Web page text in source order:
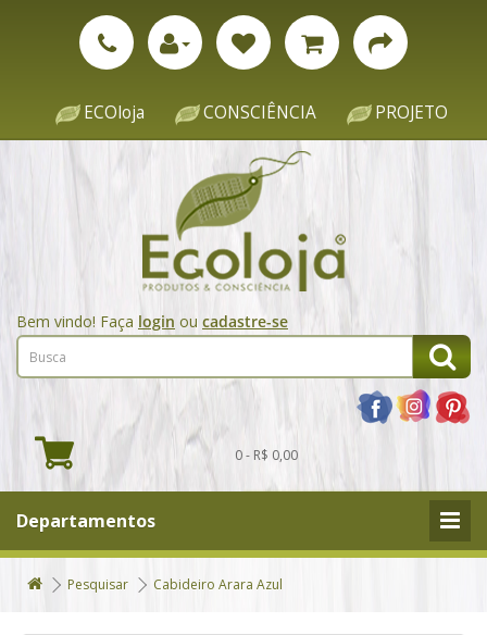
ECOloja CONSCIÊNCIA PROJETO
Bem vindo! Faça login ou cadastre-se
0 - R$ 0,00
Departamentos
Pesquisar Cabideiro Arara Azul